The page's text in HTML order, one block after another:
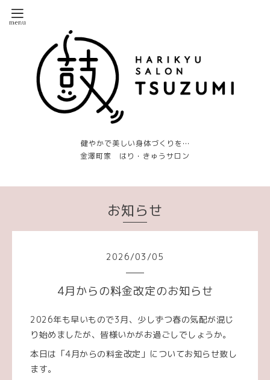
健やかで美しい身体づくりを…
金澤町家 はり・きゅうサロン
お知らせ
2026/03 /05
4月からの料金改定のお知らせ
2026年も早いもので3月、少しずつ春の気配が混じ
り始めましたが、皆様いかがお過ごしでしょうか。
本日は「4月からの料金改定」についてお知らせ致し
ます。